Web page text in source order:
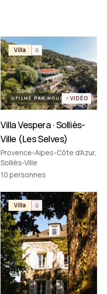
Villa
FILMÉ PAR NOUS VIDÉO
Villa Vespera · Solliès-
Ville (Les Selves)
Provence-Alpes-Côte d'Azur,
Solliès-Ville
10 personnes
Villa